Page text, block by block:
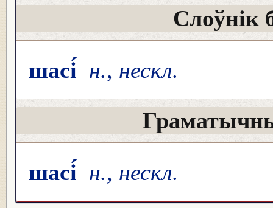
Слоўнік
шасі́ н., нескл.
шасі́ н., нескл.